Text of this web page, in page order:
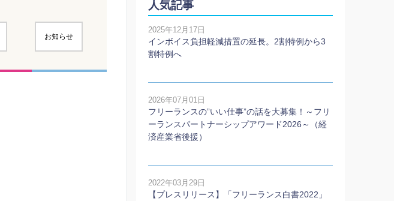
お知らせ
人気記事
2025年12月17日
インボイス負担軽減措置の延長。2割特例から3
割特例へ
2026年07月01日
フリーランスの”いい仕事”の話を大募集！～フリ
ーランスパートナーシップアワード2026～（経
済産業省後援）
2022年03月29日
【プレスリリース】「フリーランス白書2022」